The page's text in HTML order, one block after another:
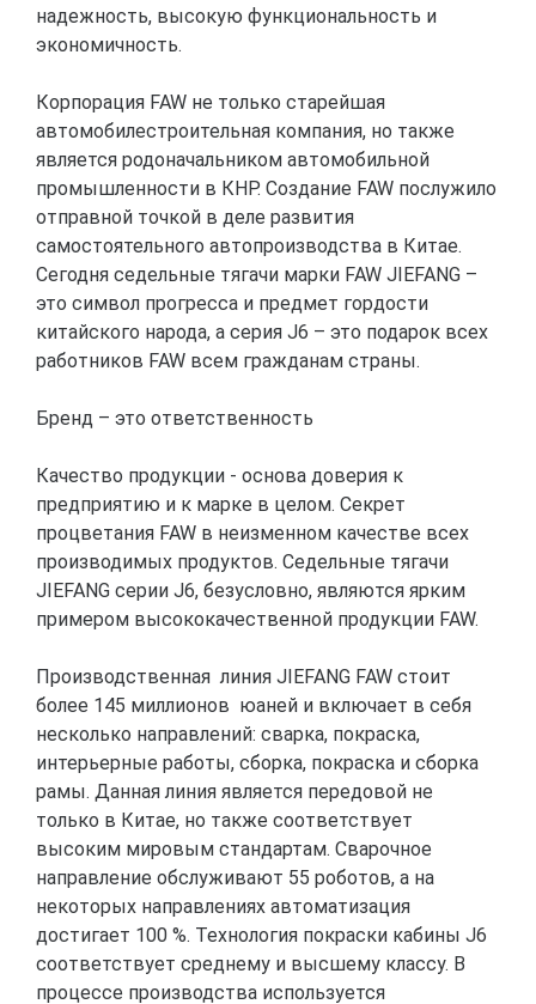
надежность, высокую функциональность и
экономичность.
Корпорация FAW не только старейшая
автомобилестроительная компания, но также
является родоначальником автомобильной
промышленности в КНР. Создание FAW послужило
отправной точкой в деле развития
самостоятельного автопроизводства в Китае.
Сегодня седельные тягачи марки FAW JIEFANG –
это символ прогресса и предмет гордости
китайского народа, а серия J6 – это подарок всех
работников FAW всем гражданам страны.
Бренд – это ответственность
Качество продукции - основа доверия к
предприятию и к марке в целом. Секрет
процветания FAW в неизменном качестве всех
производимых продуктов. Седельные тягачи
JIEFANG серии J6, безусловно, являются ярким
примером высококачественной продукции FAW.
Производственная линия JIEFANG FAW стоит
более 145 миллионов юаней и включает в себя
несколько направлений: сварка, покраска,
интерьерные работы, сборка, покраска и сборка
рамы. Данная линия является передовой не
только в Китае, но также соответствует
высоким мировым стандартам. Сварочное
направление обслуживают 55 роботов, а на
некоторых направлениях автоматизация
достигает 100 %. Технология покраски кабины J6
соответствует среднему и высшему классу. В
процессе производства используется